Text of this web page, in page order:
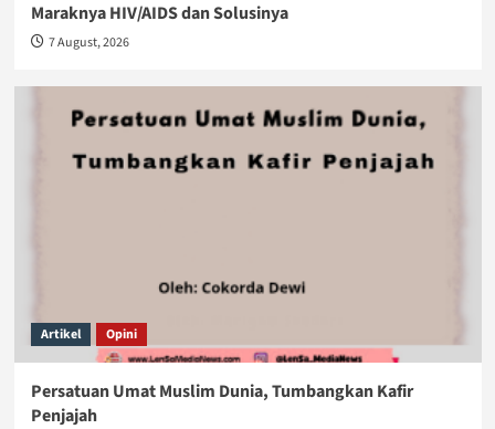
Maraknya HIV/AIDS dan Solusinya
7 August, 2026
Artikel Opini
Persatuan Umat Muslim Dunia, Tumbangkan Kafir
Penjajah